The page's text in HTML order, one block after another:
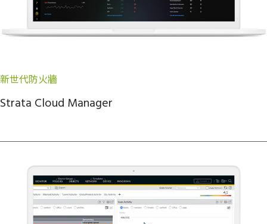
新世代防火牆
Strata Cloud Manager